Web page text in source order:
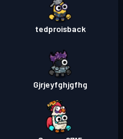
tedproisback
Gjrjeyfghjgfhg